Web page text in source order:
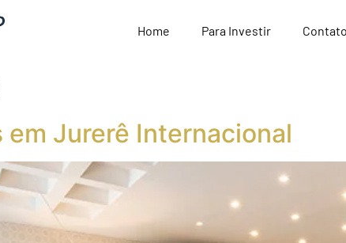
Home Para Investir Contato
em Jurerê Internacional